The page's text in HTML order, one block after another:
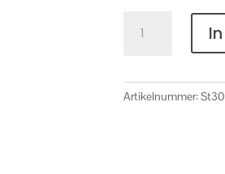
Artikelnummer:St30